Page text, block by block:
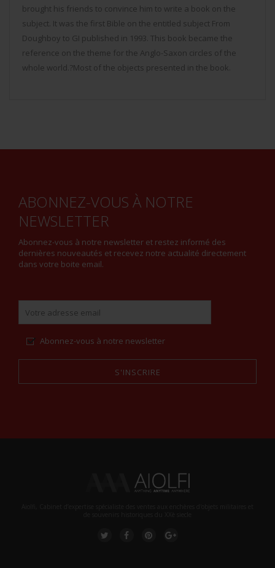
brought his friends to convince him to write a book on the
subject. It was the first Bible on the entitled subject From
Doughboy to GI published in 1993. This book became the
reference on the theme for the Anglo-Saxon circles of the
whole world.?Most of the objects presented in the book.
ABONNEZ-VOUS À NOTRE
NEWSLETTER
Abonnez-vous à notre newsletter et restez informé des
dernières nouveautés et recevez notre actualité directement
dans votre boite email.
Abonnez-vous à notre newsletter
S'INSCRIRE